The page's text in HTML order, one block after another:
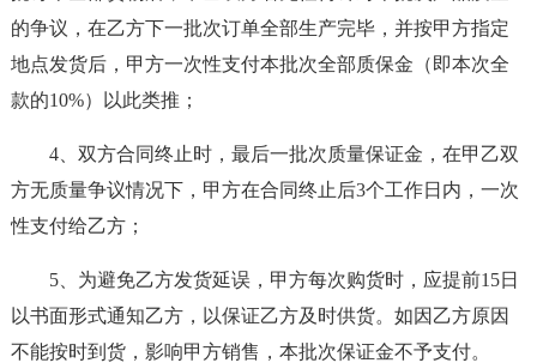
的争议，在乙方下一批次订单全部生产完毕，并按甲方指定
地点发货后，甲方一次性支付本批次全部质保金（即本次全
款的10%）以此类推；
4、双方合同终止时，最后一批次质量保证金，在甲乙双
方无质量争议情况下，甲方在合同终止后3个工作日内，一次
性支付给乙方；
5、为避免乙方发货延误，甲方每次购货时，应提前15日
以书面形式通知乙方，以保证乙方及时供货。如因乙方原因
不能按时到货，影响甲方销售，本批次保证金不予支付。